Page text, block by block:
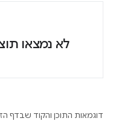
לא נמצאו
דוגמאות התוכן והקוד שבדף